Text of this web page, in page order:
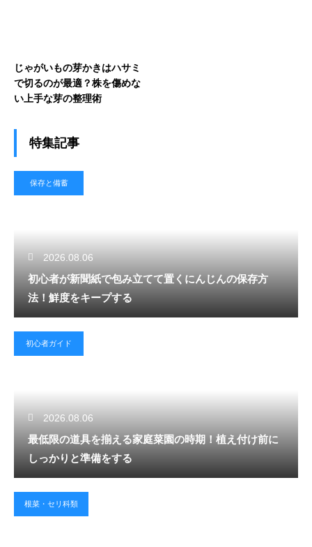
じゃがいもの芽かきはハサミ
で切るのが最適？株を傷めな
い上手な芽の整理術
特集記事
保存と備蓄
2026.08.06
初心者が新聞紙で包み立てて置くにんじんの保存方
法！鮮度をキープする
初心者ガイド
2026.08.06
最低限の道具を揃える家庭菜園の時期！植え付け前に
しっかりと準備をする
根菜・セリ科類